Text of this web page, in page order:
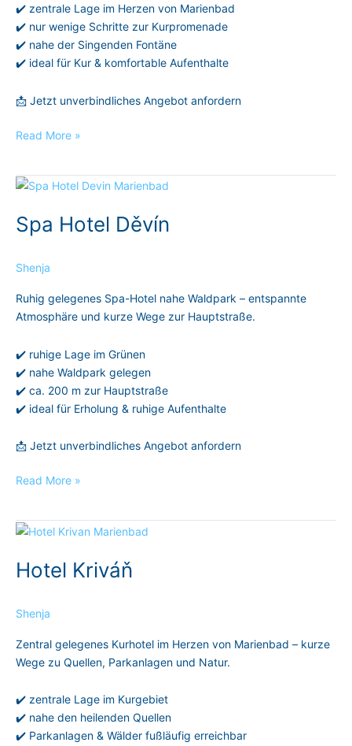
✔️ zentrale Lage im Herzen von Marienbad
✔️ nur wenige Schritte zur Kurpromenade
✔️ nahe der Singenden Fontäne
✔️ ideal für Kur & komfortable Aufenthalte
📩 Jetzt unverbindliches Angebot anfordern
Read More »
Spa Hotel Děvín
Shenja
Ruhig gelegenes Spa-Hotel nahe Waldpark – entspannte
Atmosphäre und kurze Wege zur Hauptstraße.
✔️ ruhige Lage im Grünen
✔️ nahe Waldpark gelegen
✔️ ca. 200 m zur Hauptstraße
✔️ ideal für Erholung & ruhige Aufenthalte
📩 Jetzt unverbindliches Angebot anfordern
Spa
Děvín
Read More »
Hotel Kriváň
Shenja
Zentral gelegenes Kurhotel im Herzen von Marienbad – kurze
Wege zu Quellen, Parkanlagen und Natur.
✔️ zentrale Lage im Kurgebiet
✔️ nahe den heilenden Quellen
✔️ Parkanlagen & Wälder fußläufig erreichbar
Hotel